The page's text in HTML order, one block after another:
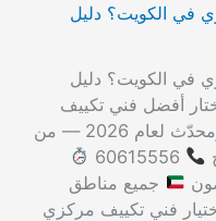
في الكويت؟ دليل
في الكويت؟ دليل
كيف تختار أفضل فني تكييف
مركزي في الكويت؟ دليل شامل ومحدّث لعام 2026 — من
جميع مناطق
فني تكييف مركزي